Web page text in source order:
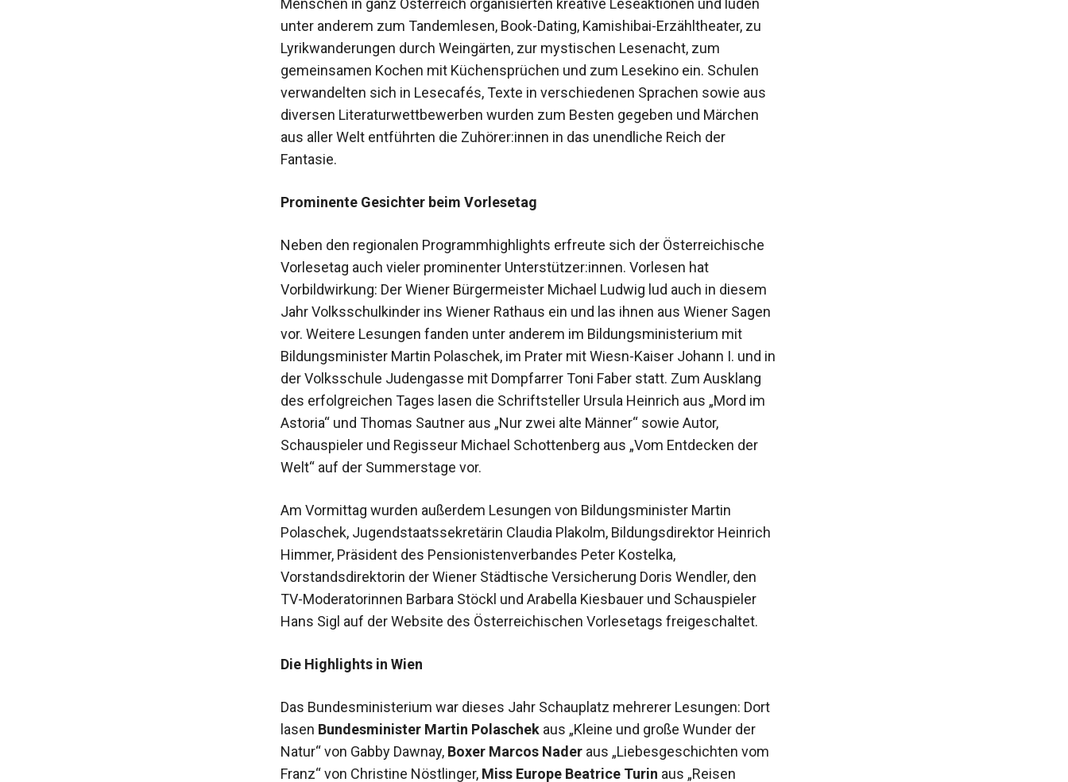
Menschen in ganz Österreich organisierten kreative Leseaktionen und luden
unter anderem zum Tandemlesen, Book-Dating, Kamishibai-Erzähltheater, zu
Lyrikwanderungen durch Weingärten, zur mystischen Lesenacht, zum
gemeinsamen Kochen mit Küchensprüchen und zum Lesekino ein. Schulen
verwandelten sich in Lesecafés, Texte in verschiedenen Sprachen sowie aus
diversen Literaturwettbewerben wurden zum Besten gegeben und Märchen
aus aller Welt entführten die Zuhörer:innen in das unendliche Reich der
Fantasie.
Prominente Gesichter beim Vorlesetag
Neben den regionalen Programmhighlights erfreute sich der Österreichische
Vorlesetag auch vieler prominenter Unterstützer:innen. Vorlesen hat
Vorbildwirkung: Der Wiener Bürgermeister Michael Ludwig lud auch in diesem
Jahr Volksschulkinder ins Wiener Rathaus ein und las ihnen aus Wiener Sagen
vor. Weitere Lesungen fanden unter anderem im Bildungsministerium mit
Bildungsminister Martin Polaschek, im Prater mit Wiesn-Kaiser Johann I. und in
der Volksschule Judengasse mit Dompfarrer Toni Faber statt. Zum Ausklang
des erfolgreichen Tages lasen die Schriftsteller Ursula Heinrich aus „Mord im
Astoria“ und Thomas Sautner aus „Nur zwei alte Männer“ sowie Autor,
Schauspieler und Regisseur Michael Schottenberg aus „Vom Entdecken der
Welt“ auf der Summerstage vor.
Am Vormittag wurden außerdem Lesungen von Bildungsminister Martin
Polaschek, Jugendstaatssekretärin Claudia Plakolm, Bildungsdirektor Heinrich
Himmer, Präsident des Pensionistenverbandes Peter Kostelka,
Vorstandsdirektorin der Wiener Städtische Versicherung Doris Wendler, den
TV-Moderatorinnen Barbara Stöckl und Arabella Kiesbauer und Schauspieler
Hans Sigl auf der Website des Österreichischen Vorlesetags freigeschaltet.
Die Highlights in Wien
Das Bundesministerium war dieses Jahr Schauplatz mehrerer Lesungen: Dort
lasen Bundesminister Martin Polaschekaus „Kleine und große Wunder der
Natur“ von Gabby Dawnay, Boxer Marcos Naderaus „Liebesgeschichten vom
Franz“ von Christine Nöstlinger, Miss Europe Beatrice Turin aus „Reisen